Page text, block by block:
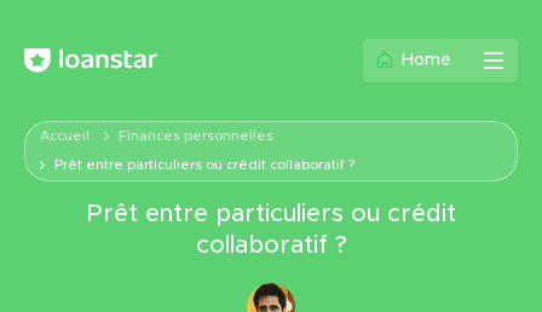
Home
Accueil Finances personnelles
Prêt entre particuliers ou crédit collaboratif ?
Prêt entre particuliers ou crédit
collaboratif ?